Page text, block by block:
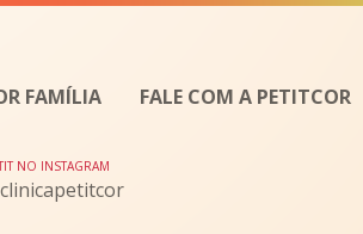
FAMÍLIA FALE COM A PETITCOR
NO INSTAGRAM